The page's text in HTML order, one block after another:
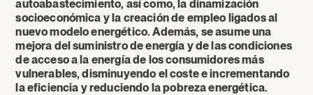
autoabastecimiento, así como, la dinamización
socioeconómica y la creación de empleo ligados al
nuevo modelo energético. Además, se asume una
mejora del suministro de energía y de las condiciones
de acceso a la energía de los consumidores más
vulnerables, disminuyendo el coste e incrementando
la eficiencia y reduciendo la pobreza energética.